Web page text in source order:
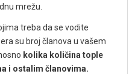
mrežu.
treba da se vodite
su broj članova u vašem
kolika količina tople
i ostalim članovima.